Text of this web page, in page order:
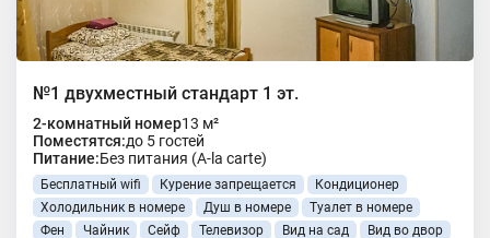
№1 двухместный стандарт 1 эт.
2-комнатный номер13 м²
Поместятся:до 5 гостей
Питание:Без питания (A-la carte)
Бесплатный wifi Курение запрещается
Кондиционер
Холодильник в номере
Душ в номере
Туалет в номере
Фен
Чайник Сейф Телевизор Вид на сад Вид во двор